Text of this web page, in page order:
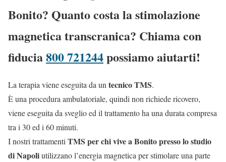
Bonito? Quanto costa la stimolazione
magnetica transcranica? Chiama con
fiducia800 721244possiamo aiutarti!
La terapia viene eseguita da un tecnico TMS.
È una procedura ambulatoriale, quindi non richiede ricovero,
viene eseguita da sveglio ed il trattamento ha una durata compresa
tra i 30 ed i 60 minuti.
I nostri trattamenti TMS per chi vive a Bonito presso lo studio
di Napoliutilizzano l’energia magnetica per stimolare una parte